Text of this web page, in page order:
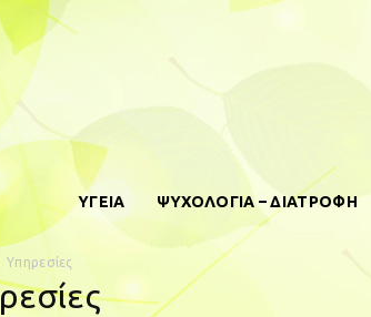
ΥΓΕΙΑ ΨΥΧΟΛΟΓΙΑ – ΔΙΑΤΡΟΦΗ
Υπηρεσίες